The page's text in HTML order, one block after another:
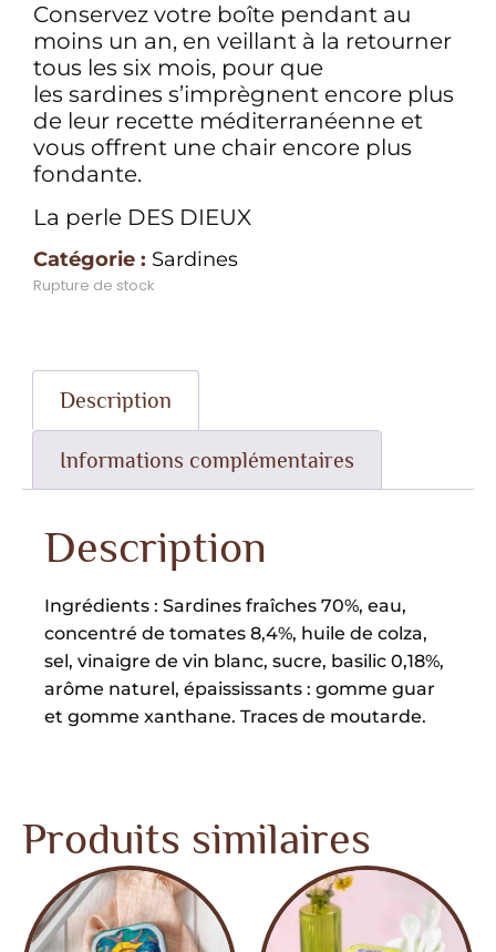
Conservez votre boîte pendant au
moins un an, en veillant à la retourner
tous les six mois, pour que
les sardines s’imprègnent encore plus
de leur recette méditerranéenne et
vous offrent une chair encore plus
fondante.
La perle DES DIEUX
Catégorie : Sardines
Rupture de stock
Description
Informations complémentaires
Description
Ingrédients : Sardines fraîches 70%, eau,
concentré de tomates 8,4%, huile de colza,
sel, vinaigre de vin blanc, sucre, basilic 0,18%,
arôme naturel, épaississants : gomme guar
et gomme xanthane. Traces de moutarde.
Produits similaires